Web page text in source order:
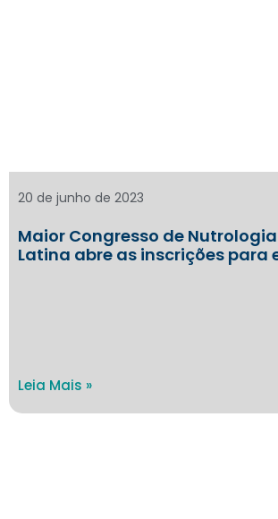
Maior Congresso de
Latina abre as inscrições para
20 de junho de 2023
Leia Mais »